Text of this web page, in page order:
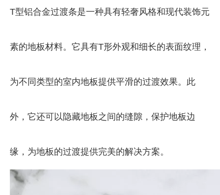
T型铝合金过渡条是一种具有轻奢风格和现代装饰元
素的地板材料。它具有T形外观和细长的表面纹理，
为不同类型的室内地板提供平滑的过渡效果。此
外，它还可以隐藏地板之间的缝隙，保护地板边
缘，为地板的过渡提供完美的解决方案。